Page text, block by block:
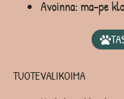
Avoinna: ma-pe
TUOTEVALIKOIMA